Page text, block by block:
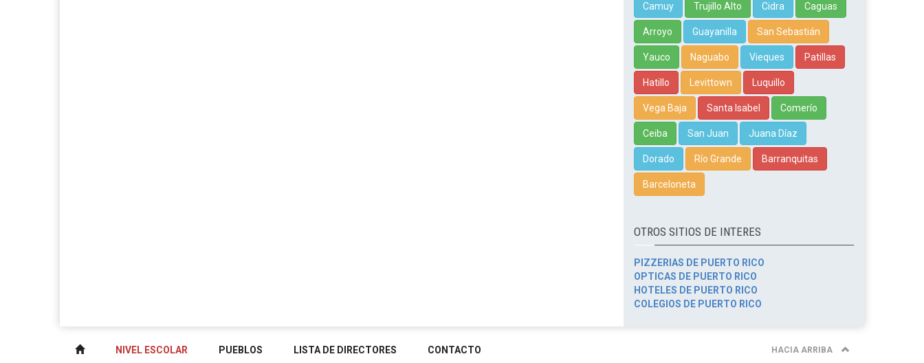
Camuy Trujillo Alto Cidra Caguas
Arroyo Guayanilla San Sebastián
Yauco Naguabo Vieques Patillas
Hatillo Levittown Luquillo
Vega Baja Santa Isabel Comerío
Ceiba San Juan Juana Díaz
Dorado Río Grande Barranquitas
Barceloneta
OTROS SITIOS DE INTERES
PIZZERIAS DE PUERTO RICO
OPTICAS DE PUERTO RICO
HOTELES DE PUERTO RICO
COLEGIOS DE PUERTO RICO
NIVEL ESCOLAR PUEBLOS LISTA DE DIRECTORES CONTACTO HACIA ARRIBA